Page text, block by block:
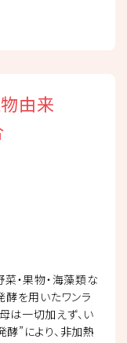
由来
・果物・海藻類な
酵を用いたワンラ
は一切加えず、い
”により、非加熱